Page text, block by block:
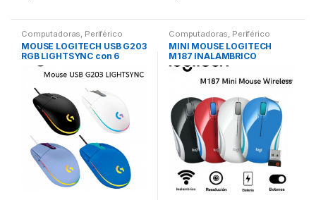
Computadoras Periférico
MOUSE LOGITECH USB G203
RGB LIGHTSYNC con 6
botones para juegos
Computadoras Periférico
MINI MOUSE LOGITECH
M187 INALAMBRICO